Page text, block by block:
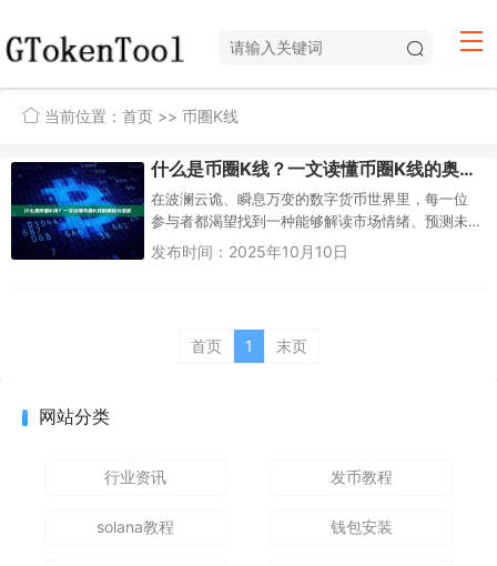
当前位置： 首页 >> 币圈K线
什么是币圈K线？一文读懂币圈K线的奥秘与语言
在波澜云诡、瞬息万变的数字货币世界里，每一位
参与者都渴望找到一种能够解读市场情绪、预测未
来价格走势的工具。而K线图，正是这样一种穿越了
发布时间：2025年10月10日
首页 1 末页
网站分类
行业资讯 发币教程
solana教程 钱包安装